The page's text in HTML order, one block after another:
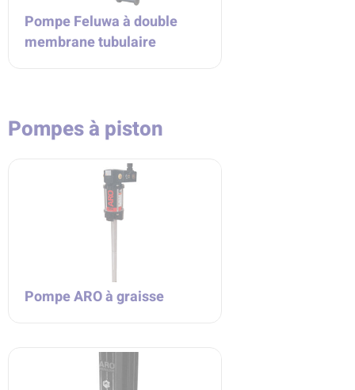
Pompe Feluwa à double
membrane tubulaire
Pompes à piston
Pompe ARO à graisse